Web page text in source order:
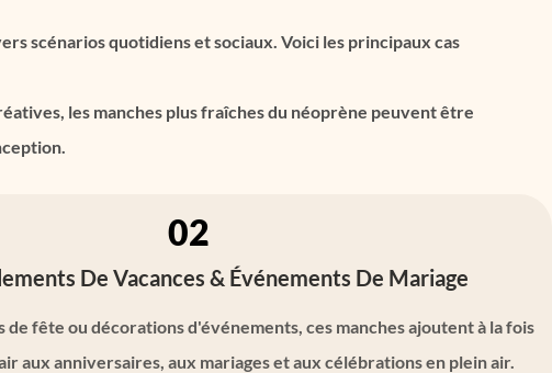
scénarios quotidiens et sociaux. Voici les principaux cas
les manches plus fraîches du néoprène peuvent être
02
De Vacances & Événements De Mariage
de fête ou décorations d'événements, ces manches ajoutent à la fois
aux anniversaires, aux mariages et aux célébrations en plein air.